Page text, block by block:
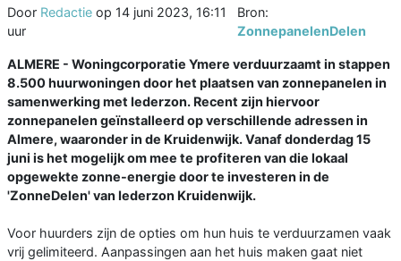
Door Redactie op 14 juni 2023, 16:11
uur
Bron:
ZonnepanelenDelen
ALMERE - Woningcorporatie Ymere verduurzaamt in stappen
8.500 huurwoningen door het plaatsen van zonnepanelen in
samenwerking met Iederzon. Recent zijn hiervoor
zonnepanelen geïnstalleerd op verschillende adressen in
Almere, waaronder in de Kruidenwijk. Vanaf donderdag 15
juni is het mogelijk om mee te profiteren van die lokaal
opgewekte zonne-energie door te investeren in de
'ZonneDelen' van Iederzon Kruidenwijk.
Voor huurders zijn de opties om hun huis te verduurzamen vaak
vrij gelimiteerd. Aanpassingen aan het huis maken gaat niet